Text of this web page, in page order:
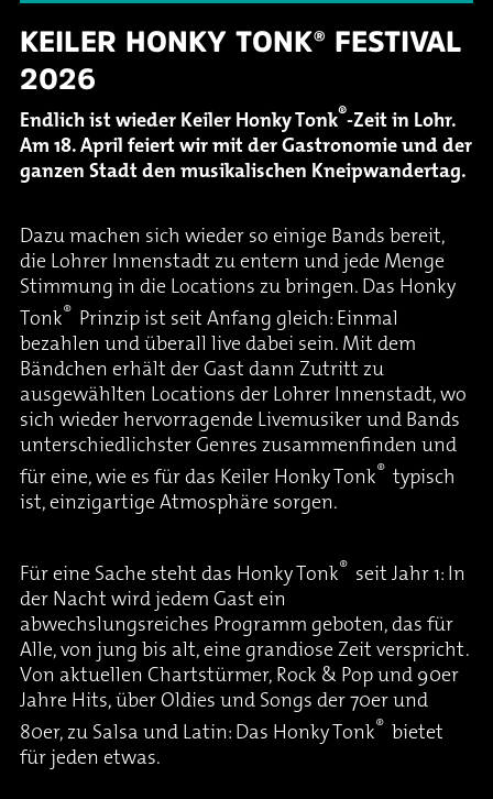
KEILER HONKY TONK® FESTIVAL
2026
Endlich ist wieder Keiler Honky Tonk®-Zeit in Lohr.
Am 18. April feiert wir mit der Gastronomie und der
ganzen Stadt den musikalischen Kneipwandertag.
Dazu machen sich wieder so einige Bands bereit,
die Lohrer Innenstadt zu entern und jede Menge
Stimmung in die Locations zu bringen. Das Honky
Tonk® Prinzip ist seit Anfang gleich: Einmal
bezahlen und überall live dabei sein. Mit dem
Bändchen erhält der Gast dann Zutritt zu
ausgewählten Locations der Lohrer Innenstadt, wo
sich wieder hervorragende Livemusiker und Bands
unterschiedlichster Genres zusammenfinden und
für eine, wie es für das Keiler Honky Tonk® typisch
ist, einzigartige Atmosphäre sorgen.
Für eine Sache steht das Honky Tonk® seit Jahr 1: In
der Nacht wird jedem Gast ein
abwechslungsreiches Programm geboten, das für
Alle, von jung bis alt, eine grandiose Zeit verspricht.
Von aktuellen Chartstürmer, Rock & Pop und 90er
Jahre Hits, über Oldies und Songs der 70er und
80er, zu Salsa und Latin: Das Honky Tonk® bietet
für jeden etwas.